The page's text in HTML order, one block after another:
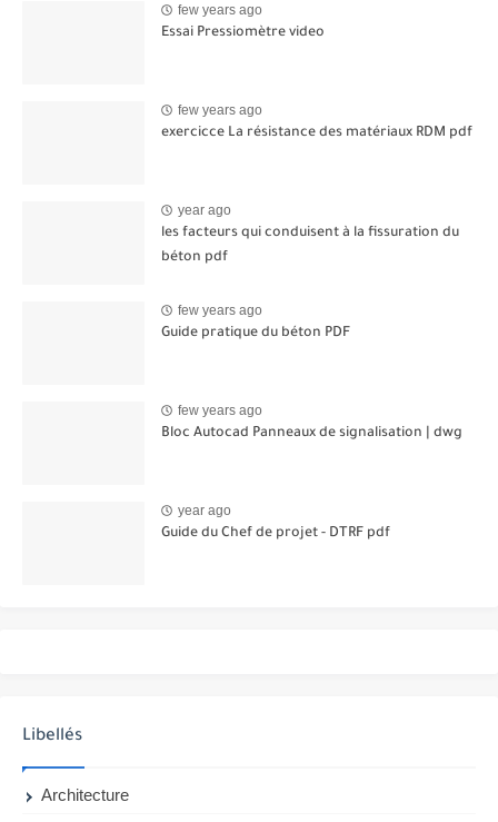
few years ago
Essai Pressiomètre video
few years ago
exercicce La résistance des matériaux RDM pdf
year ago
les facteurs qui conduisent à la fissuration du
béton pdf
few years ago
Guide pratique du béton PDF
few years ago
Bloc Autocad Panneaux de signalisation | dwg
year ago
Guide du Chef de projet - DTRF pdf
Libellés
Architecture